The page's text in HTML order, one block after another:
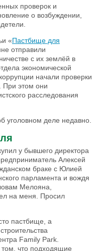
проверок и
о возбуждении,
«Пастбище для
отправили
с их землёй в
экономической
начали проверки
При этом они
расследования
уголовном деле недавно.
у бывшего директора
Алексей
браке с Юлией
парламента и вождя
Мелояна,
на меня. Просил
пастбище, а
Family Park.
что подходящие